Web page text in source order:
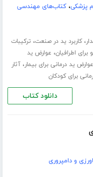
پزشکی،کتاب‌های مهندسی
،کاربرد ید در صنعت، ترکیبات
برای اطرافیان، عوارض ید
عوارض ید درمانی برای بیمار،آثار
برای کودکان
دانلود کتاب
و دامپروری